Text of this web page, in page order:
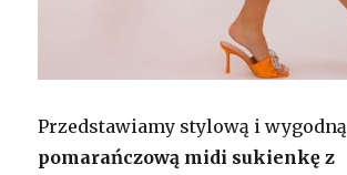
Przedstawiamy stylową i wygodną
pomarańczową midi sukienkę z